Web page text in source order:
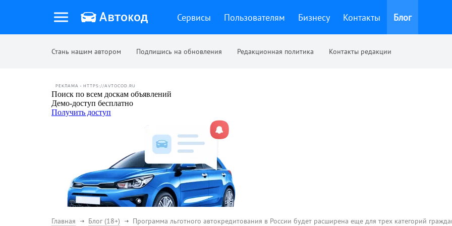
Сервисы Пользователям Бизнесу Контакты Блог
Стань нашим автором Подпишись на обновления Редакционная политика Контакты редакции
РЕКЛАМА • HTTPS://AVTOCOD.RU
Главная Блог (18+) Программа льготного автокредитования в России будет расширена еще для трех категорий